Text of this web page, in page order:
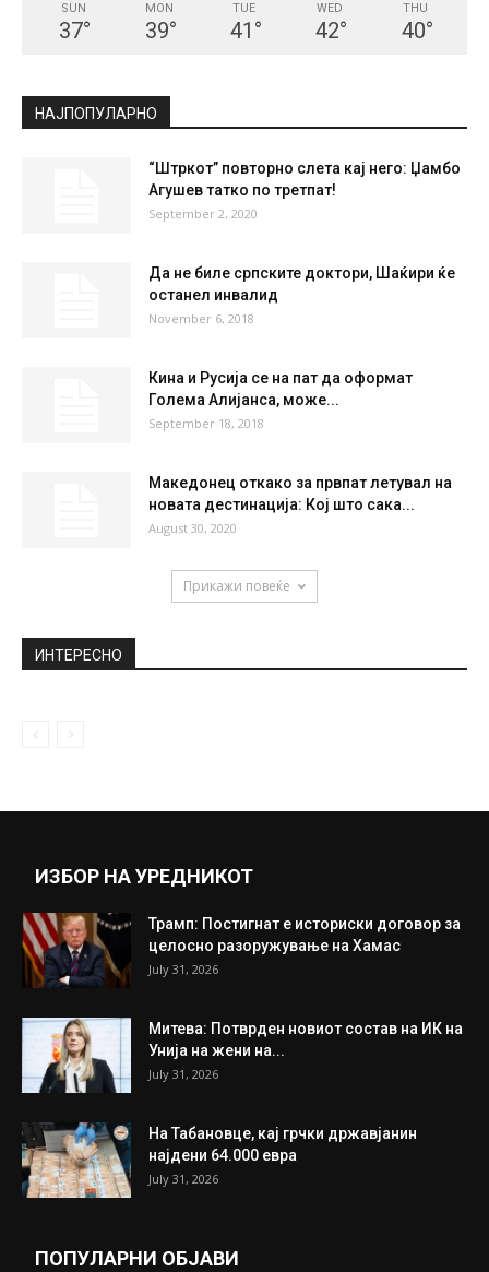
SUN
37°
MON
39°
TUE
41 °
WED
42°
THU
40°
НАЈПОПУЛАРНО
“Штркот” повторно слета кај него: Џамбо
Агушев татко по третпат!
September 2, 2020
Да не биле српските доктори, Шаќири ќе
останел инвалид
November 6, 2018
Кина и Русија се на пат да оформат
Голема Алијанса, може...
September 18, 2018
Македонец откако за првпат летувал на
новата дестинација: Кој што сака...
August 30, 2020
Прикажи повеќе
ИНТЕРЕСНО
ИЗБОР НА УРЕДНИКОТ
Трамп: Постигнат е историски договор за
целосно разоружување на Хамас
July 31, 2026
Митева: Потврден новиот состав на ИК на
Унија на жени на...
July 31, 2026
На Табановце, кај грчки државјанин
најдени 64.000 евра
July 31, 2026
ПОПУЛАРНИ ОБЈАВИ